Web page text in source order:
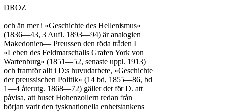
DROZ
och än mer i »Geschichte des Hellenismus»
(1836—43, 3 Aufl. 1893—94) är analogien
Makedonien— Preussen den röda tråden I
»Leben des Feldmarschalls Grafen York von
Wartenburg» (1851—52, senaste uppl. 1913)
och framför allt i D:s huvudarbete, »Geschichte
der preussischen Politik» (14 bd, 1855—86, bd
1—4 återutg. 1868—72) gäller det för D. att
påvisa, att huset Hohenzollern redan från
början varit den tysknationella enhetstankens